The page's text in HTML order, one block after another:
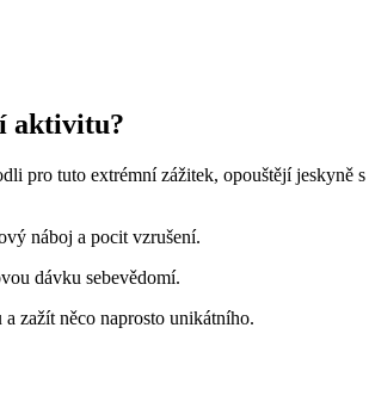
aktivitu?
pro tuto extrémní zážitek, opouštějí jeskyně s
náboj a pocit vzrušení.
dávku sebevědomí.
zažít něco naprosto unikátního.